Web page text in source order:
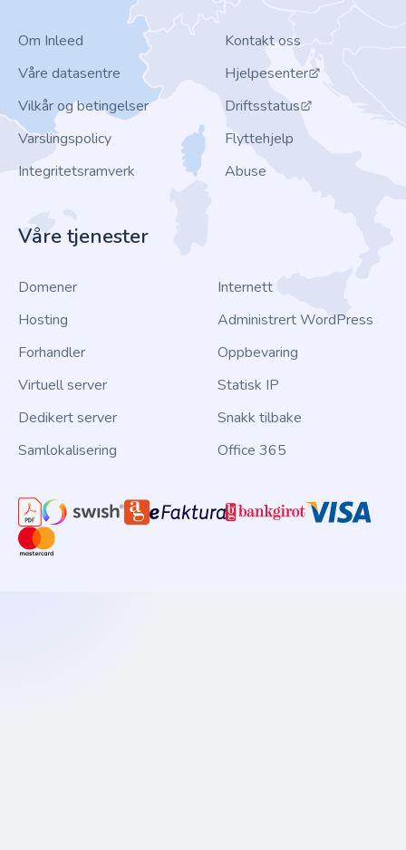
Om Inleed
Våre datasentre
Vilkår og betingelser
Varslingspolicy
Integritetsramverk
Kontakt oss
Hjelpesenter
Driftsstatus
Flyttehjelp
Abuse
Våre tjenester
Domener
Hosting
Forhandler
Virtuell server
Dedikert server
Samlokalisering
Internett
Administrert WordPress
Oppbevaring
Statisk IP
Snakk tilbake
Office 365